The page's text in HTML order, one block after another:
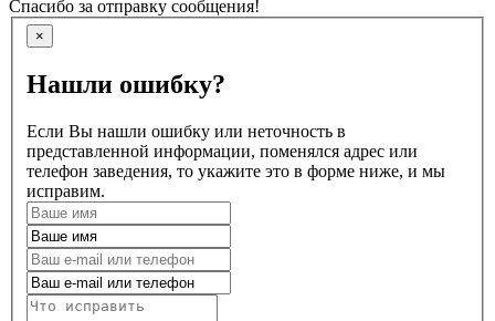
Спасибо за отправку сообщения!
×
Нашли ошибку?
Если Вы нашли ошибку или неточность в
представленной информации, поменялся адрес или
телефон заведения, то укажите это в форме ниже, и мы
исправим.